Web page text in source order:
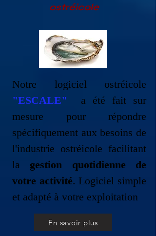
ostréicole
Notre logiciel ostréicole
"ESCALE"
a été fait sur
mesure pour répondre
spécifiquement aux besoins de
l'industrie ostréicole facilitant
la gestion quotidienne de
votre activité. Logiciel simple
et adapté à votre exploitation
En savoir plus